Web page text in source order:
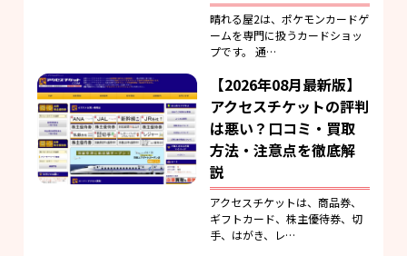
晴れる屋2は、ポケモンカードゲ
ームを専門に扱うカードショッ
プです。 通…
【2026年08月最新版】
アクセスチケットの評判
は悪い？口コミ・買取
方法・注意点を徹底解
説
アクセスチケットは、商品券、
ギフトカード、株主優待券、切
手、はがき、レ…